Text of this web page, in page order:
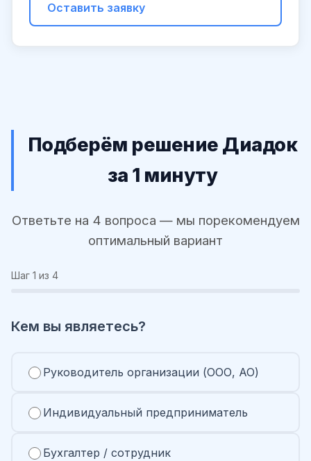
Оставить заявку
Подберём решение Диадок
за 1 минуту
Ответьте на 4 вопроса — мы порекомендуем
оптимальный вариант
Шаг 1 из 4
Кем вы являетесь?
Руководитель организации (ООО, АО)
Индивидуальный предприниматель
Бухгалтер / сотрудник